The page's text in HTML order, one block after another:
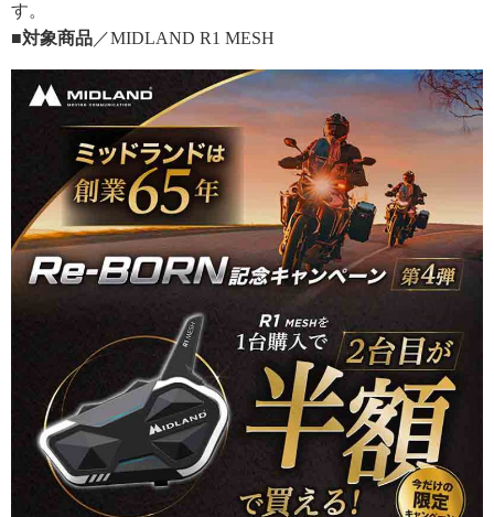
す。
■対象商品 ／MIDLAND R1 MESH